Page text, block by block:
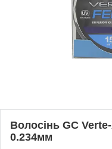
Волосінь GC
0.234мм